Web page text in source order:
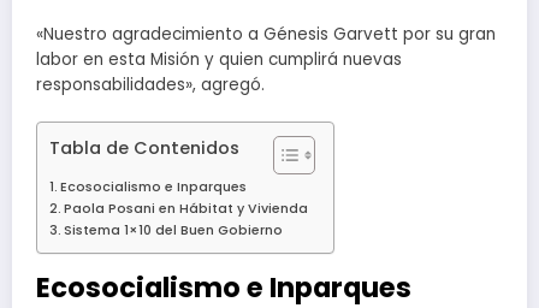
«Nuestro agradecimiento a Génesis Garvett por su gran
labor en esta Misión y quien cumplirá nuevas
responsabilidades», agregó.
Tabla de Contenidos
Ecosocialismo e Inparques
Paola Posani en Hábitat y Vivienda
Sistema 1×10 del Buen Gobierno
Ecosocialismo e Inparques